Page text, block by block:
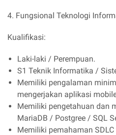
4. Fungsional Teknologi
Kualifikasi:
Laki-laki / Perempuan.
S1 Teknik Informatika /
Memiliki pengalaman
mengerjakan aplikasi
Memiliki pengetahuan dan
MariaDB / Postgree / SQL
Memiliki pemahaman